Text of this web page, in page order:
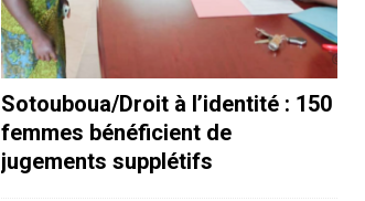
Sotouboua/Droit à l’identité : 150
femmes bénéficient de
jugements supplétifs